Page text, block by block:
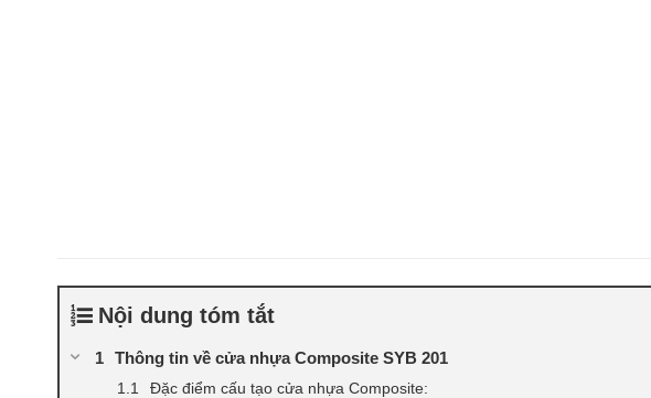
Nội dung tóm tắt
Thông tin về cửa nhựa Composite SYB 201
Đặc điểm cấu tạo cửa nhựa Composite: